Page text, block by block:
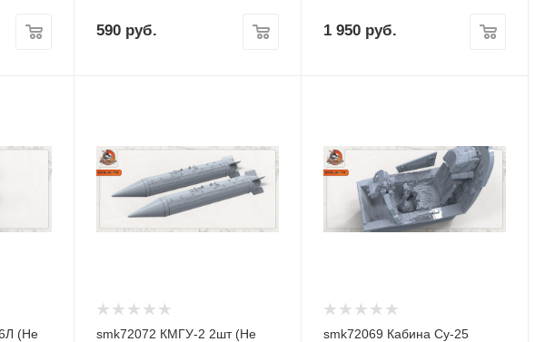
590 руб. 1 950 руб.
(Не
smk72072 КМГУ-2 2шт (Не
smk72069 Кабина Су-25